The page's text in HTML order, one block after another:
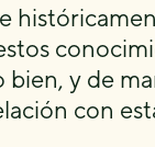
y de
con